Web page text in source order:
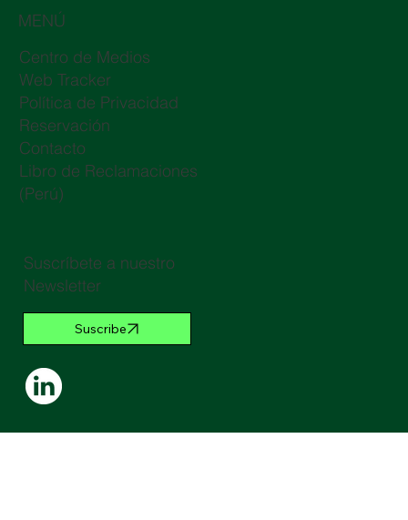
MENÚ
Centro de Medios
Web Tracker
Política de Privacidad
Reservación
Contacto
Libro de Reclamaciones
(Perú)
Suscríbete a nuestro
Newsletter
Suscribe